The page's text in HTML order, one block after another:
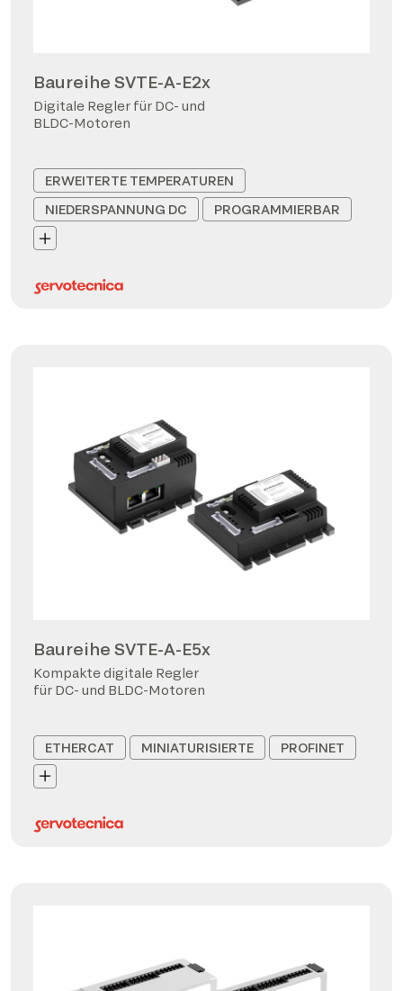
Baureihe SVTE-A-E2x
Digitale Regler für DC- und
BLDC-Motoren
ERWEITERTE TEMPERATUREN
NIEDERSPANNUNG DC
PROGRAMMIERBAR
Baureihe SVTE-A-E5x
Kompakte digitale Regler
für DC- und BLDC-Motoren
ETHERCAT MINIATURISIERTE PROFINET